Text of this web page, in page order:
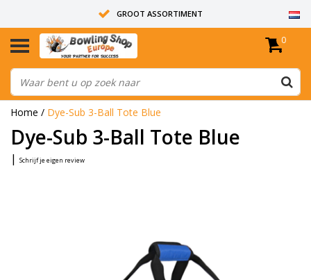
GROOT ASSORTIMENT
14 DAGEN RETOUR RECHT
ALLE BOWLINGBALLEN ZIJN ONGEBOORD
0
Home / Dye-Sub 3-Ball Tote Blue
Dye-Sub 3-Ball Tote Blue
| Schrijf je eigen review